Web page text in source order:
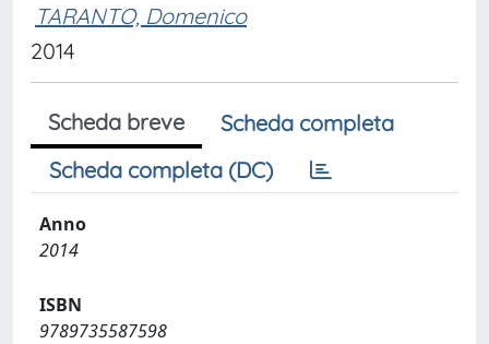
TARANTO, Domenico
2014
Scheda breve
Scheda completa
Scheda completa (DC)
Anno
2014
ISBN
9789735587598